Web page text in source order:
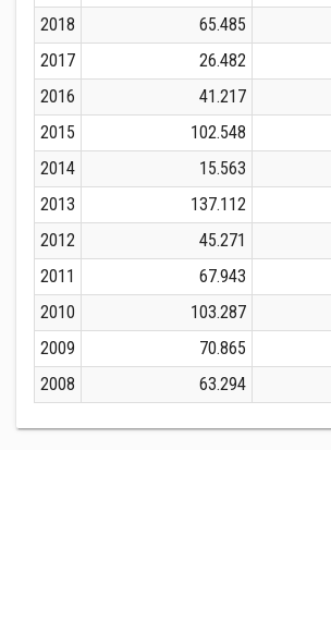
2018
65.485
2017
26.482
2016
41.217
2015
102.548
2014
15.563
2013
137.112
2012
45.271
2011
67.943
2010
103.287
2009
70.865
2008
63.294